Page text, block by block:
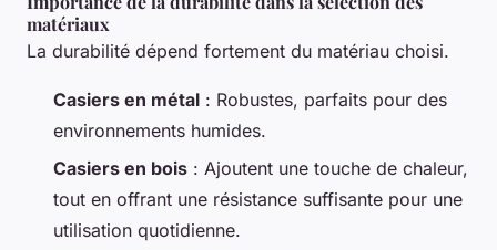
matériaux
La durabilité dépend fortement du matériau choisi.
Casiers en métal : Robustes, parfaits pour des
environnements humides.
Casiers en bois : Ajoutent une touche de chaleur,
tout en offrant une résistance suffisante pour une
utilisation quotidienne.